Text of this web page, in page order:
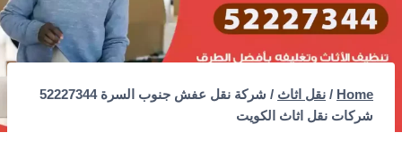
Home
/ نقل اثاث /
شركة نقل عفش جنوب السرة 52227344
شركات نقل اثاث الكويت